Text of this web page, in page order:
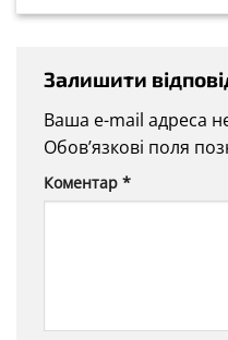
Залишити
Ваша e-mail адреса
Обов’язкові поля
Коментар *